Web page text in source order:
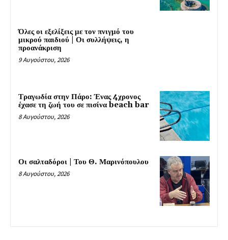
Όλες οι εξελίξεις με τον πνιγμό του
μικρού παιδιού | Οι συλλήψεις, η
προανάκριση
9 Αυγούστου, 2026
Τραγωδία στην Πάρο: Ένας 4χρονος
έχασε τη ζωή του σε πισίνα beach bar
8 Αυγούστου, 2026
Οι σαλταδόροι | Του Θ. Μαρινόπουλου
8 Αυγούστου, 2026